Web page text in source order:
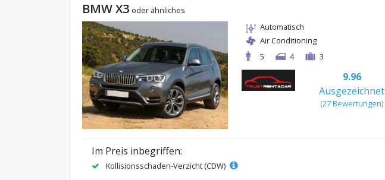
BMW X3 oder ähnliches
Automatisch
Air Conditioning
5
4 3
9.96
Ausgezeichnet
(27 Bewertungen)
Im Preis inbegriffen:
Kollisionsschaden-Verzicht (CDW)